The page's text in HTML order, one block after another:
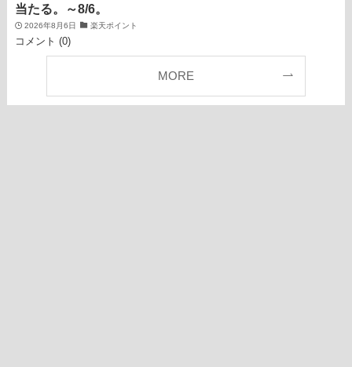
当たる。～8/6。
2026年8月6日 楽天ポイント
コメント (0)
MORE